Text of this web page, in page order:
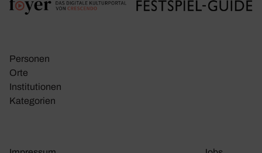
Personen
Orte
Insti­tu­tionen
Kate­go­rien